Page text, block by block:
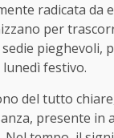
radicata da
per
pieghevoli,
festivo.
del tutto
presente in